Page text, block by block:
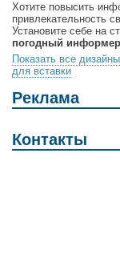
Хотите повысить
привлекательность
Установите себе на
погодный
Показать все
для вставки
Реклама
Контакты